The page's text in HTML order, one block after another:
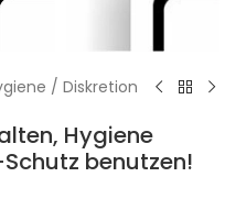
/ Diskretion
Hygiene
benutzen!